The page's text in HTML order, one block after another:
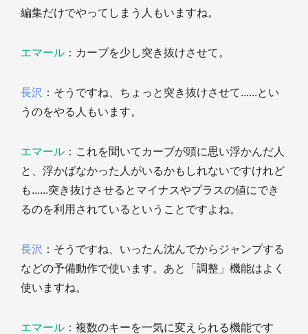
編集だけでやってしまう人もいますね。
エマール ：カーブを少し突き抜けさせて。
長沢 ：そうですね、ちょっと突き抜けさせて......とい
うのをやる人もいます。
エマール ：これを聞いてカーブが頭に思い浮かんだ人
と、浮かばなかった人がいるかもしれないですけれど
も......突き抜けさせるとマイナスやプラスの値にでき
るのを利用されているということですよね。
長沢 ：そうですね、いったん沈んでからジャンプする
などの予備動作で使います。あと「調整」機能はよく
使いますね。
エマール ：複数のキーを一気に変えられる機能です